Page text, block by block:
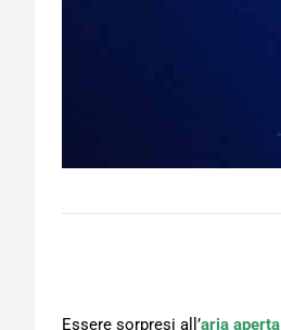
Essere sorpresi all’aria aperta